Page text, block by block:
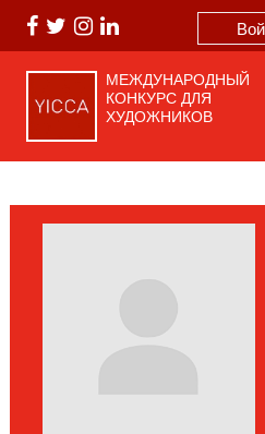
МЕЖДУНАРОДНЫЙ
КОНКУРС ДЛЯ
ХУДОЖНИКОВ